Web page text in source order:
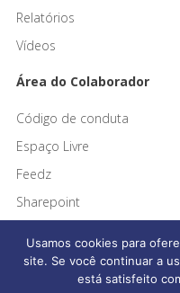
Relatórios
Vídeos
Área do Colaborador
Código de conduta
Espaço Livre
Feedz
Sharepoint
Usamos cookies para
site. Se você continuar a
está satisfeito